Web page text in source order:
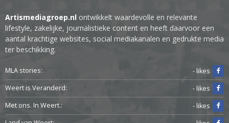
Artismediagroep.nl ontwikkelt waardevolle en relevante
lifestyle, zakelijke, journalistieke content en heeft daarvoor een
aantal krachtige websites, social mediakanalen en gedrukte media
ter beschikking.
MLA stories:
- likes
Weert is Veranderd:
- likes
Met ons. In Weert.:
- likes